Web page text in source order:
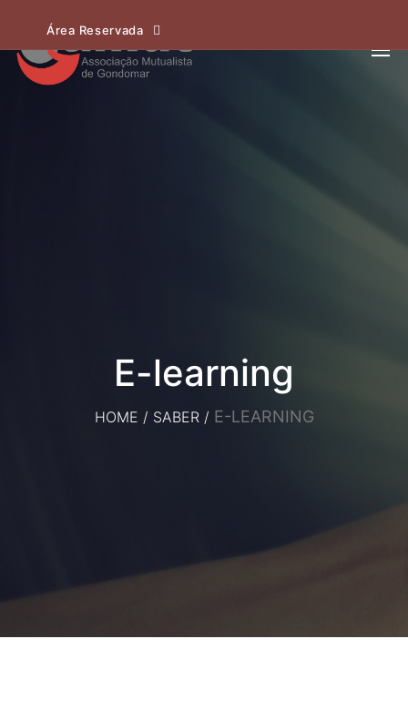
Área Reservada
E-learning
HOME / SABER / E-LEARNING